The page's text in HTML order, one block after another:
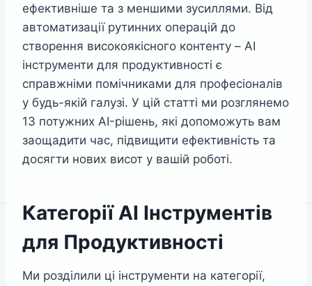
ефективніше та з меншими зусиллями. Від
автоматизації рутинних операцій до
створення високоякісного контенту – AI
інструменти для продуктивності є
справжніми помічниками для професіоналів
у будь-якій галузі. У цій статті ми розглянемо
13 потужних AI-рішень, які допоможуть вам
заощадити час, підвищити ефективність та
досягти нових висот у вашій роботі.
Категорії AI Інструментів
для Продуктивності
Ми розділили ці інструменти на категорії,